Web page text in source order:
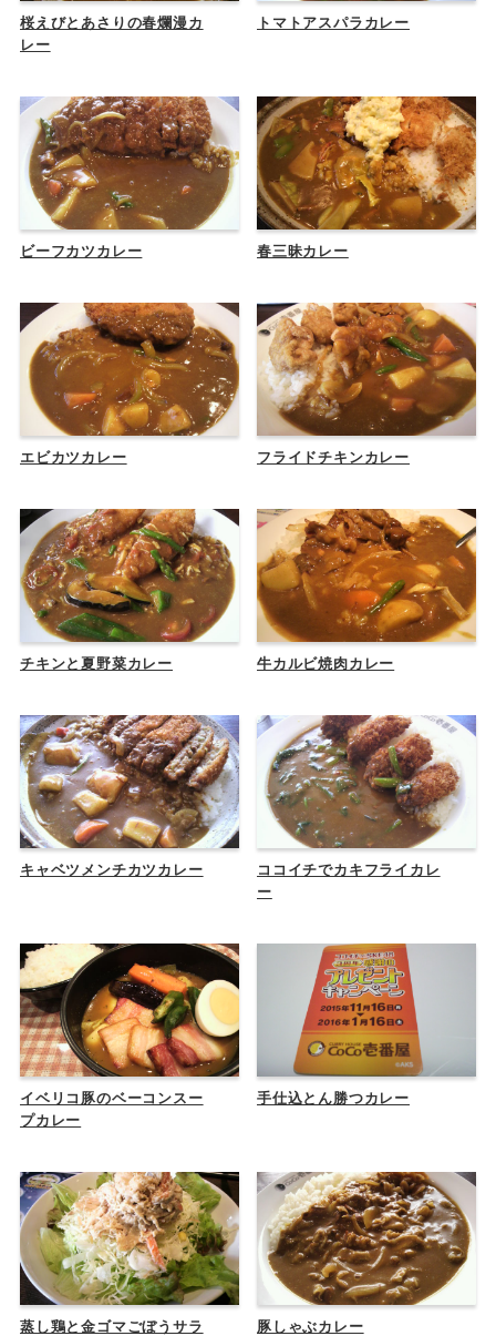
桜えびとあさりの春爛漫カ
レー
トマトアスパラカレー
ビーフカツカレー 春三昧カレー
エビカツカレー フライドチキンカレー
チキンと夏野菜カレー 牛カルビ焼肉カレー
キャベツメンチカツカレー
ココイチでカキフライカレ
ー
イベリコ豚のベーコンスー
プカレー
手仕込とん勝つカレー
蒸し鶏と金ゴマごぼうサラ
豚しゃぶカレー